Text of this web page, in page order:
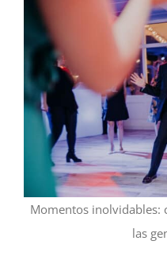
Momentos inolvidables:
las